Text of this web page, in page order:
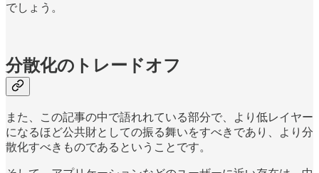
でしょう。
分散化のトレードオフ
また、この記事の中で語れれている部分で、より低レイヤー
になるほど公共財としての振る舞いをすべきであり、より分
散化すべきものであるということです。